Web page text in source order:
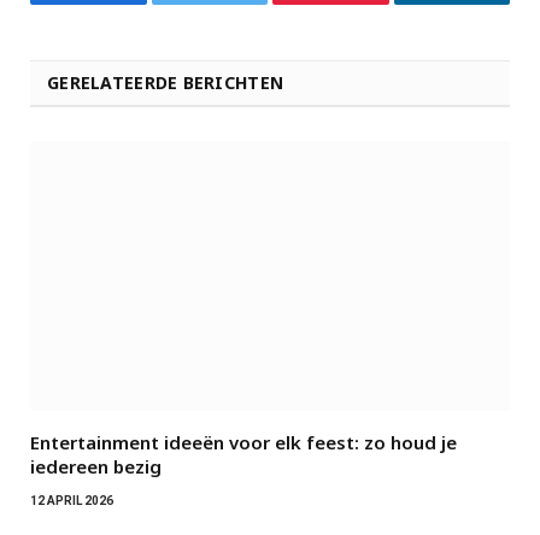
GERELATEERDE BERICHTEN
Entertainment ideeën voor elk feest: zo houd je
iedereen bezig
12 APRIL 2026